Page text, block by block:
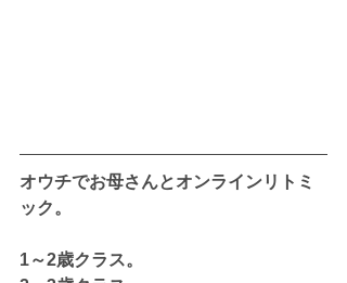
オウチでお母さんとオンラインリトミ
ック。
1～2歳クラス。